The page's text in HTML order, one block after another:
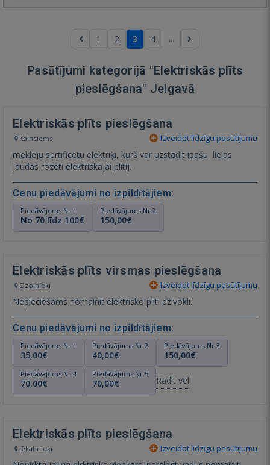
1 2 3 4 ...
Pasūtījumi kategorijā "Elektriskās plīts
pieslēgšana" Jelgavā
Elektriskās plīts pieslēgšana
Kalnciems Izveidot līdzīgu pasūtījumu
meklēju sertificētu elektriķi, kurš var uzstādīt īpašu, lielas
jaudas rozeti elektriskajai plītij.
Cenu piedāvājumi no izpildītājiem:
Piedāvājums Nr.1
No 70 līdz 100€
Piedāvājums Nr.2
150,00€
Elektriskās plīts virsmas pieslēgšana
Ozolnieki Izveidot līdzīgu pasūtījumu
Nepieciešams nomainīt elektrisko plīti dzīvoklī.
Cenu piedāvājumi no izpildītājiem:
Piedāvājums Nr.1
35,00€
Piedāvājums Nr.2
40,00€
Piedāvājums Nr.3
150,00€
Piedāvājums Nr.4
70,00€
Piedāvājums Nr.5
70,00€ Rādīt vēl
Elektriskās plīts pieslēgšana
Jēkabnieki Izveidot līdzīgu pasūtījumu